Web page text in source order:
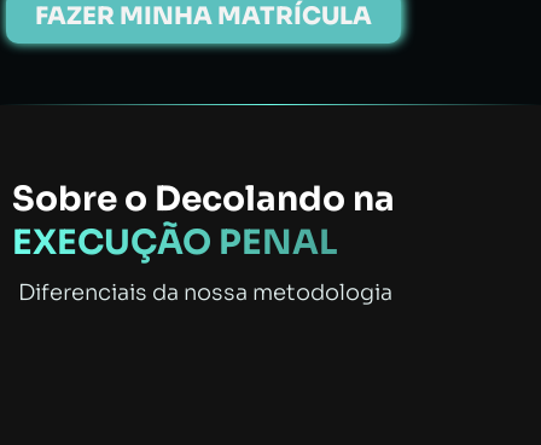
FAZER MINHA MATRÍCULA
Sobre o Decolando na
EXECUÇÃO PENAL
Diferenciais da nossa metodologia